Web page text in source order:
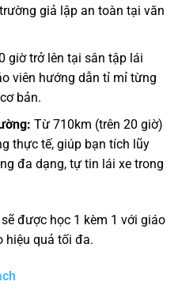
giả lập an toàn tại văn
giờ trở lên tại sân tập lái
viên hướng dẫn tỉ mỉ từng
bản.
Từ 710km (trên 20 giờ)
thực tế, giúp bạn tích lũy
đa dạng, tự tin lái xe trong
được học 1 kèm 1 với giáo
hiệu quả tối đa.